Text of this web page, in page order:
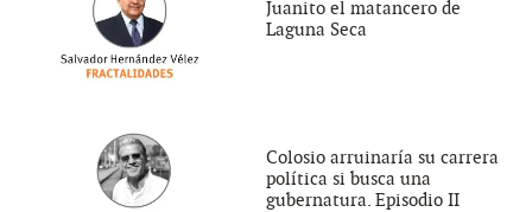
Juanito el matancero de
Laguna Seca
Colosio arruinaría su carrera
política si busca una
gubernatura. Episodio II